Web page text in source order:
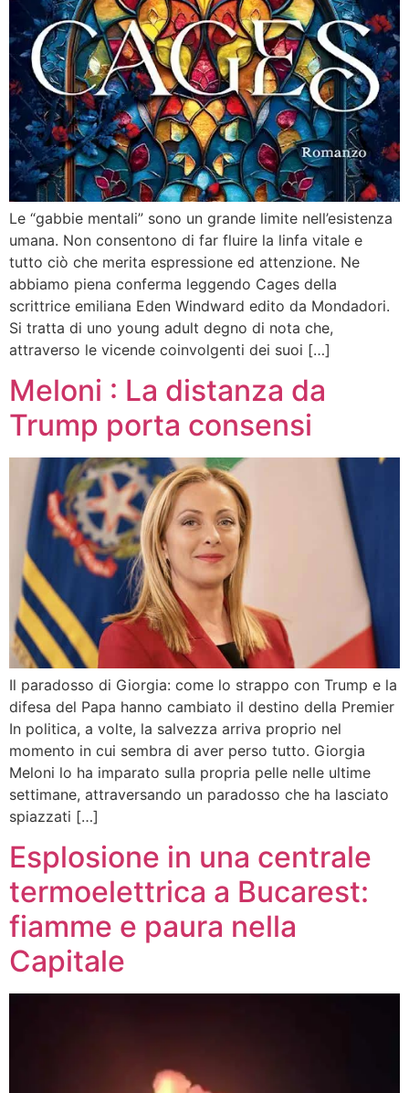
Le “gabbie mentali” sono un grande limite nell’esistenza
umana. Non consentono di far fluire la linfa vitale e
tutto ciò che merita espressione ed attenzione. Ne
abbiamo piena conferma leggendo Cages della
scrittrice emiliana Eden Windward edito da Mondadori.
Si tratta di uno young adult degno di nota che,
attraverso le vicende coinvolgenti dei suoi […]
Meloni : La distanza da
Trump porta consensi
Il paradosso di Giorgia: come lo strappo con Trump e la
difesa del Papa hanno cambiato il destino della Premier
In politica, a volte, la salvezza arriva proprio nel
momento in cui sembra di aver perso tutto. Giorgia
Meloni lo ha imparato sulla propria pelle nelle ultime
settimane, attraversando un paradosso che ha lasciato
spiazzati […]
Esplosione in una centrale
termoelettrica a Bucarest:
fiamme e paura nella
Capitale